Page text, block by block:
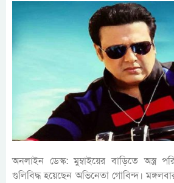
অনলাইন ডেস্ক: মুম্বাইয়ের বাড়িতে অস্ত্র
গুলিবিদ্ধ হয়েছেন অভিনেতা গোবিন্দ।